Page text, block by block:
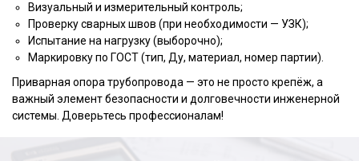
Визуальный и измерительный контроль;
Проверку сварных швов (при необходимости — УЗК);
Испытание на нагрузку (выборочно);
Маркировку по ГОСТ (тип, Ду, материал, номер партии).
Приварная опора трубопровода — это не просто крепёж, а
важный элемент безопасности и долговечности инженерной
системы. Доверьтесь профессионалам!